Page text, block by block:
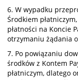
6. W wypadku
Środkiem
płatności na Koncie
otrzymaniu żądania
7. Po powiązaniu
środków z Kontem
płatniczym, dlatego